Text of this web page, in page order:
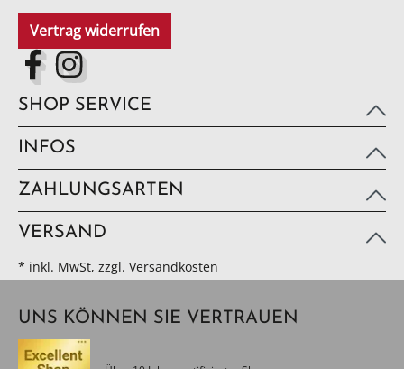
Vertrag widerrufen
SHOP SERVICE
INFOS
ZAHLUNGSARTEN
VERSAND
* inkl. MwSt, zzgl. Versandkosten
UNS KÖNNEN SIE VERTRAUEN